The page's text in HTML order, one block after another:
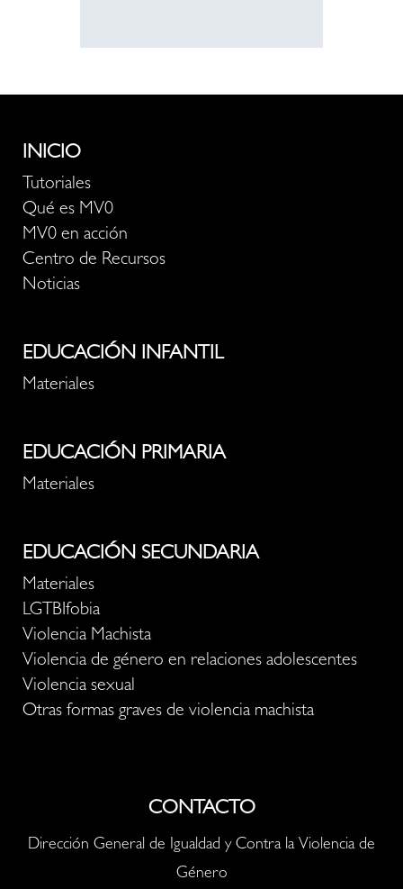
INICIO
Tutoriales
Qué es MV0
MV0 en acción
Centro de Recursos
Noticias
EDUCACIÓN INFANTIL
Materiales
EDUCACIÓN PRIMARIA
Materiales
EDUCACIÓN SECUNDARIA
Materiales
LGTBIfobia
Violencia Machista
Violencia de género en relaciones adolescentes
Violencia sexual
Otras formas graves de violencia machista
CONTACTO
Dirección General de Igualdad y Contra la Violencia de
Género